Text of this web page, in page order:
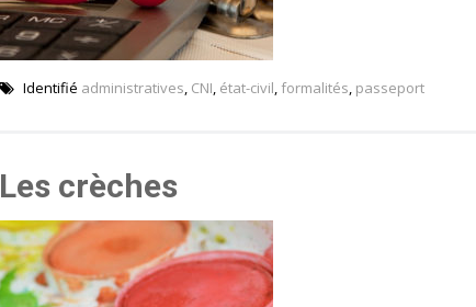
Identifié administratives, CNI, état-civil, formalités, passeport
Les crèches